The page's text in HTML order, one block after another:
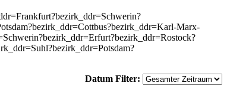
Marx-
Datum Filter: